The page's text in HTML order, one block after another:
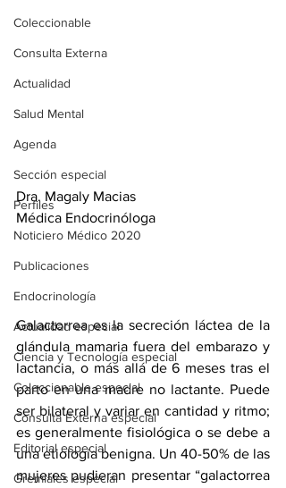
Coleccionable
Consulta Externa
Actualidad
Salud Mental
Agenda
Sección especial
Perfiles
Noticiero Médico 2020
Publicaciones
Endocrinología
Actualidad especial
Ciencia y Tecnología especial
Coleccionable especial
Consulta Externa especial
Editorial especial
Gremiales especial
Dra. Magaly Macias
Médica Endocrinóloga
Galactorrea es la secreción láctea de la
glándula mamaria fuera del embarazo y
lactancia, o más allá de 6 meses tras el
parto en una madre no lactante. Puede
ser bilateral y variar en cantidad y ritmo;
es generalmente fisiológica o se debe a
una etiología benigna. Un 40-50% de las
mujeres pudieran presentar “galactorrea